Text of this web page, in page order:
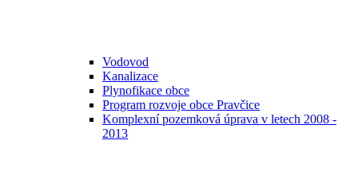
Vodovod
Kanalizace
Plynofikace obce
Program rozvoje obce Pravčice
Komplexní pozemková úprava v letech 2008 -
2013